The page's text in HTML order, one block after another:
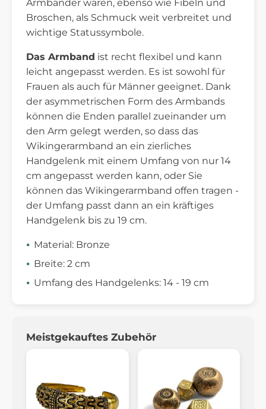
Armbänder waren, ebenso wie Fibeln und
Broschen, als Schmuck weit verbreitet und
wichtige Statussymbole.
Das Armband ist recht flexibel und kann
leicht angepasst werden. Es ist sowohl für
Frauen als auch für Männer geeignet. Dank
der asymmetrischen Form des Armbands
können die Enden parallel zueinander um
den Arm gelegt werden, so dass das
Wikingerarmband an ein zierliches
Handgelenk mit einem Umfang von nur 14
cm angepasst werden kann, oder Sie
können das Wikingerarmband offen tragen -
der Umfang passt dann an ein kräftiges
Handgelenk bis zu 19 cm.
Material: Bronze
Breite: 2 cm
Umfang des Handgelenks: 14 - 19 cm
Meistgekauftes Zubehör